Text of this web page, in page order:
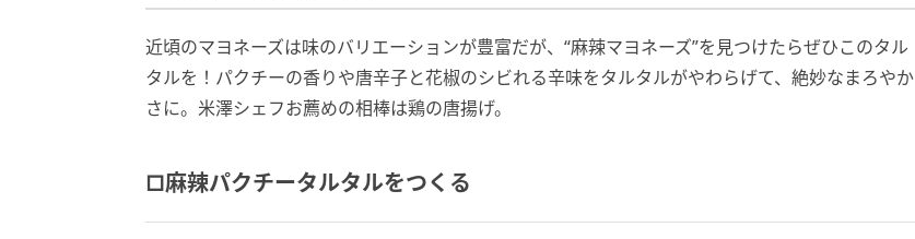
近頃のマヨネーズは味のバリエーションが豊富だが、“麻辣マヨネーズ”を見つけたらぜひこのタル
タルを！パクチーの香りや唐辛子と花椒のシビれる辛味をタルタルがやわらげて、絶妙なまろやか
さに。米澤シェフお薦めの相棒は鶏の唐揚げ。
□麻辣パクチータルタルをつくる